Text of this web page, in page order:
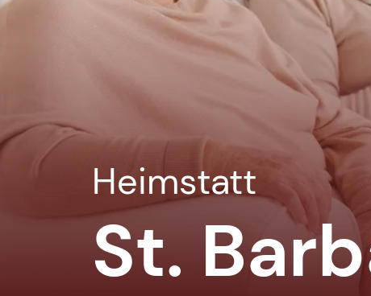
Heimstatt
St.